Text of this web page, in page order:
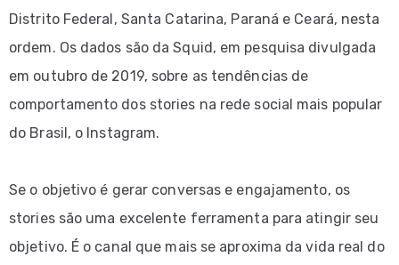
Distrito Federal, Santa Catarina, Paraná e Ceará, nesta
ordem. Os dados são da Squid, em pesquisa divulgada
em outubro de 2019, sobre as tendências de
comportamento dos stories na rede social mais popular
do Brasil, o Instagram.
Se o objetivo é gerar conversas e engajamento, os
stories são uma excelente ferramenta para atingir seu
objetivo. É o canal que mais se aproxima da vida real do